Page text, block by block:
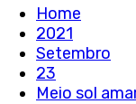
Home
2021
Setembro
23
Meio sol